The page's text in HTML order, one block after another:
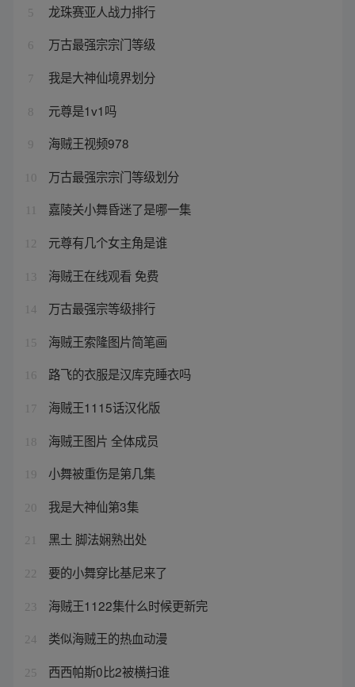
5 龙珠赛亚人战力排行
6 万古最强宗宗门等级
7 我是大神仙境界划分
8 元尊是1v1吗
9 海贼王视频978
10 万古最强宗宗门等级划分
嘉陵关小舞昏迷了是哪一集
12 元尊有几个女主角是谁
13 海贼王在线观看 免费
14 万古最强宗等级排行
15 海贼王索隆图片简笔画
16 路飞的衣服是汉库克睡衣吗
17 海贼王1115话汉化版
18 海贼王图片 全体成员
19 小舞被重伤是第几集
20 我是大神仙第3集
21 黑土 脚法娴熟出处
22 要的小舞穿比基尼来了
23 海贼王1122集什么时候更新完
24 类似海贼王的热血动漫
25 西西帕斯0比2被横扫谁